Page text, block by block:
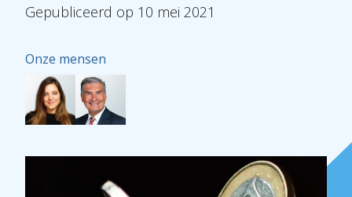
Gepubliceerd op 10 mei 2021
Onze mensen